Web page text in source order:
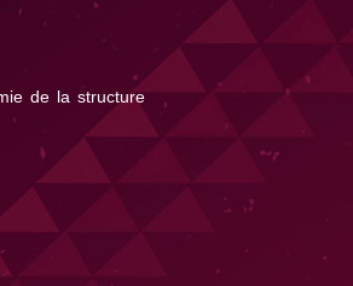
de la structure